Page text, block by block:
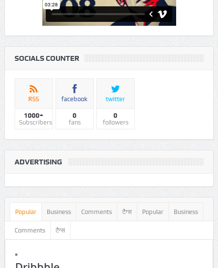
SOCIALS COUNTER
RSS
1000+
Subscribers
facebook
0
fans
twitter
0
followers
ADVERTISING
Comments